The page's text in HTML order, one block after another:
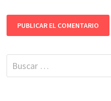
Buscar: